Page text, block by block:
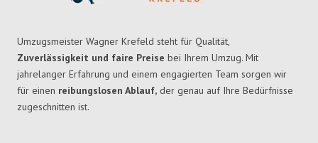
Umzugsmeister Wagner Krefeld steht für Qualität,
Zuverlässigkeit und faire Preise bei Ihrem Umzug. Mit
jahrelanger Erfahrung und einem engagierten Team sorgen wir
für einen reibungslosen Ablauf, der genau auf Ihre Bedürfnisse
zugeschnitten ist.